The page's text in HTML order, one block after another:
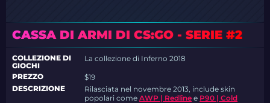
CASSA DI ARMI DI CS:GO - SERIE #2
COLLEZIONE DI
GIOCHI
La collezione di Inferno 2018
PREZZO
$19
DESCRIZIONE
Rilasciata nel novembre 2013, include skin
popolari comeAWP | Redline e P90 | Cold